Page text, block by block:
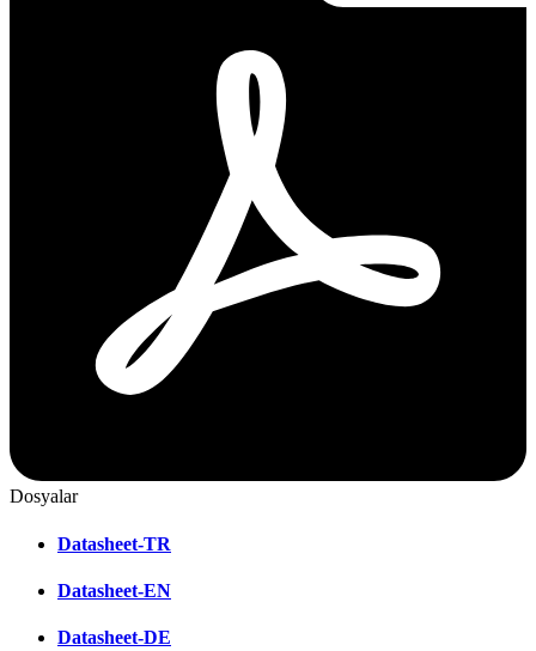
Dosyalar
Datasheet-TR
Datasheet-EN
Datasheet-DE